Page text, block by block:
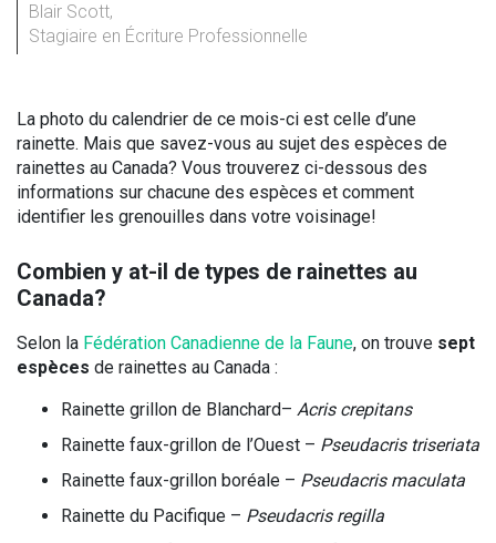
Blair Scott,
Stagiaire en Écriture Professionnelle
La photo du calendrier de ce mois-ci est celle d’une
rainette. Mais que savez-vous au sujet des espèces de
rainettes au Canada? Vous trouverez ci-dessous des
informations sur chacune des espèces et comment
identifier les grenouilles dans votre voisinage!
Combien y at-il de types de rainettes au
Canada?
Selon la Fédération Canadienne de la Faune, on trouve sept
espèces de rainettes au Canada :
Rainette grillon de Blanchard– Acris crepitans
Rainette faux-grillon de l’Ouest – Pseudacris triseriata
Rainette faux-grillon boréale – Pseudacris maculata
Rainette du Pacifique – Pseudacris regilla